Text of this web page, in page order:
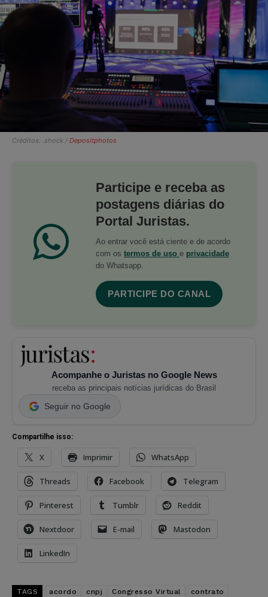
Créditos: .shock / Depositphotos
Participe e receba as
postagens diárias do
Portal Juristas.
Ao entrar você está ciente e de acordo
com os termos de uso e privacidade
do Whatsapp.
PARTICIPE DO CANAL
Acompanhe o Juristas no Google News
receba as principais notícias jurídicas do Brasil
Seguir no Google
Compartilhe isso:
X Imprimir WhatsApp
Threads Facebook Telegram
Pinterest Tumblr Reddit
Nextdoor E-mail Mastodon
LinkedIn
TAGS acordo cnpj Congresso Virtual
contrato